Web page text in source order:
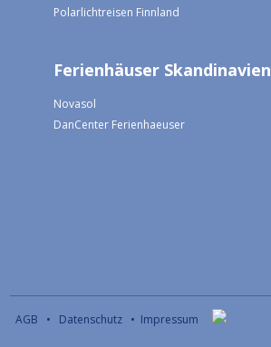
Polarlichtreisen Finnland
Ferienhäuser Skandinavien
Novasol
DanCenter Ferienhaeuser
AGB • Datenschutz • Impressum